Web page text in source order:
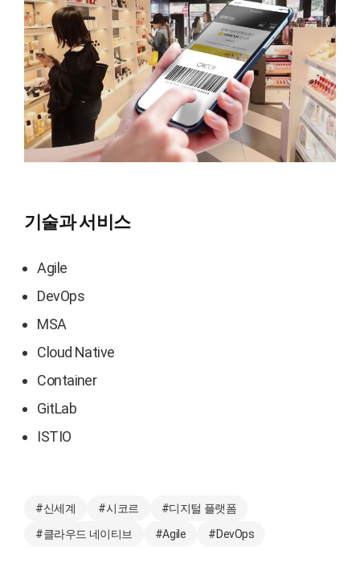
기술과 서비스
Agile
DevOps
MSA
Cloud Native
Container
GitLab
ISTIO
#신세계 #시코르
#디지털 플랫폼
#클라우드 네이티브
#Agile #DevOps